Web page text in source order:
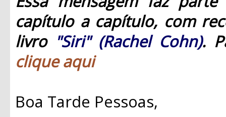
capítulo a capítulo, com
livro "Siri" (Rachel Cohn).
clique aqui
Boa Tarde Pessoas,